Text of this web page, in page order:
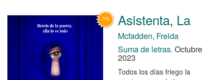
Asistenta, La
Mcfadden, Freida
Suma de letras. Octubre
2023
Todos los días friego la